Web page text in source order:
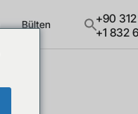
Bülten
+90
+1 832